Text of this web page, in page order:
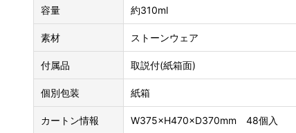
容量 約310ml
素材 ストーンウェア
付属品 取説付(紙箱面)
個別包装 紙箱
カートン情報 W375×H470×D370mm 48個入